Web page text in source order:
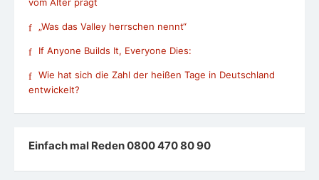
„Was das Valley herrschen nennt“
If Anyone Builds It, Everyone Dies:
Wie hat sich die Zahl der heißen Tage in Deutschland
entwickelt?
Einfach mal Reden 0800 470 80 90